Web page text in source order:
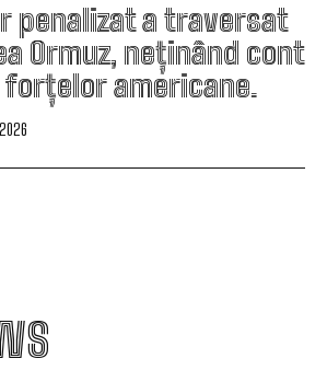
penalizat a traversat
Ormuz, neținând cont
forțelor americane.